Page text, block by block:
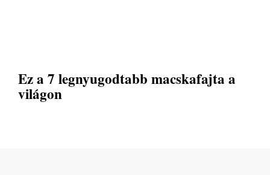
Ez a 7 legnyugodtabb macskafajta a
világon